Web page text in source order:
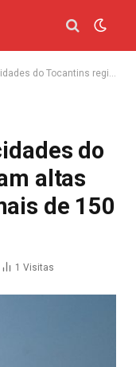
altas temperaturas por mais de 150 dias em 2024
do
altas
de 150
1 Visitas